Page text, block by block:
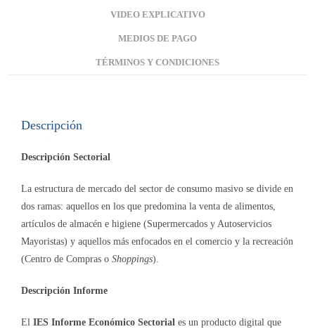
VIDEO EXPLICATIVO
MEDIOS DE PAGO
TÉRMINOS Y CONDICIONES
Descripción
Descripción Sectorial
La estructura de mercado del sector de consumo masivo se divide en
dos ramas: aquellos en los que predomina la venta de alimentos,
artículos de almacén e higiene (Supermercados y Autoservicios
Mayoristas) y aquellos más enfocados en el comercio y la recreación
(Centro de Compras o Shoppings).
Descripción Informe
El IES Informe Económico Sectorial es un producto digital que